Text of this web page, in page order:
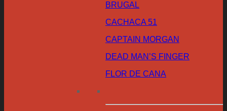
BRUGAL
CACHACA 51
CAPTAIN MORGAN
DEAD MAN’S FINGER
FLOR DE CANA